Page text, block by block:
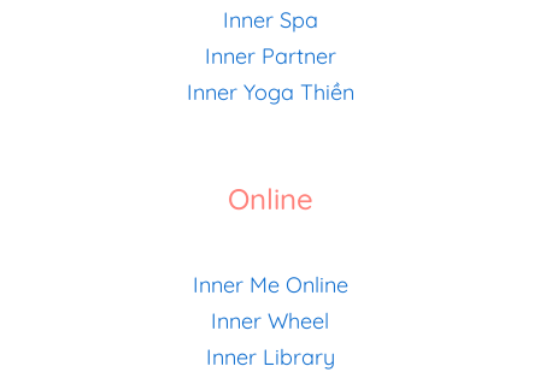
Inner Spa
Inner Partner
Inner Yoga Thiền
Online
Inner Me Online
Inner Wheel
Inner Library